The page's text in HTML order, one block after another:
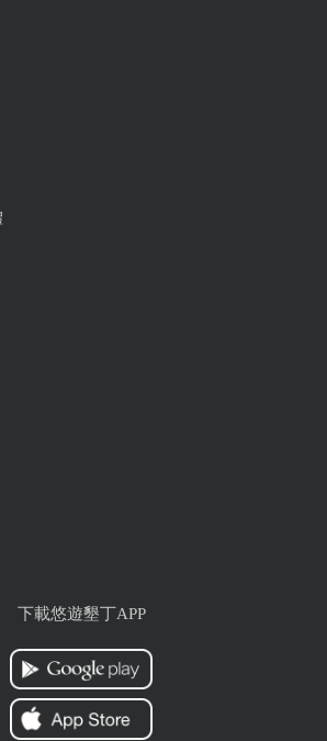
起眼，餐點令人大吃一驚！ 份量大、口
～用餐時段大客滿！ 大家都推的蔥抓餅
到會想加點～ 海鮮河粉料也給很多，湯
口渴的那種！整體味道好吃也耐吃
芋頭口味包著新鮮的生菜也很好吃
，下山海上岸可以吃，東西都很好吃，
致的好評，炒飯的鍋氣很香，越南海鮮
，蔥油餅也超好吃。
下載悠遊墾丁APP